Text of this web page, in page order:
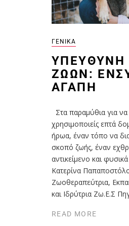
ΓΕΝΙΚΆ
ΥΠΕΎΘΥΝΗ
ΖΏΩΝ:
ΑΓΆΠΗ
Στα παραμύθια για να
χρησιμοποιείς επτά
ήρωα, έναν τόπο να
σκοπό ζωής, έναν
αντικείμενο και
Κατερίνα
Ζωοθεραπεύτρια,
και Ιδρύτρια Ζω.Ε.Σ
READ MORE